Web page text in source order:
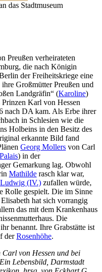
das Stadtmuseum
Preußen verheirateten
die nach Königin
der Freiheitskriege eine
Großmütter Preußen und
Landgräfin“ (Karoline)
Karl von Hessen
nach DA kam. Als Erbe ihrer
in Schlesien wie die
Holbeins in den Besitz des
erkannte Bild fand
Georg Mollers von Carl
Palais) in der
Gemarkung lag. Obwohl
Mathilde rasch klar war,
Ludwig (IV.) zufallen würde,
Rolle gespielt. Die im Sinne
hat sich vorrangig
das mit dem Krankenhaus
Die
benannt. Ihre Grabstätte ist
derRosenhöhe.
von Hessen und bei
Lebensbild, Darmstadt